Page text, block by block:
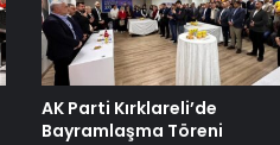
AK Parti Kırklareli’de
Bayramlaşma Töreni